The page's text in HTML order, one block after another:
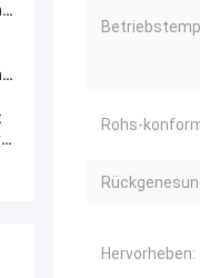
Rohs-
Hervorheben: